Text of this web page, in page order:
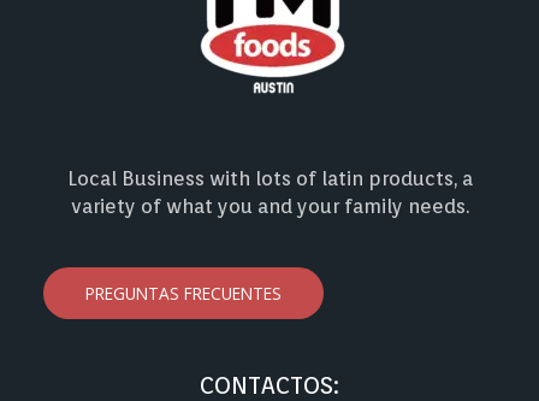
Local Business with lots of latin products, a
variety of what you and your family needs.
PREGUNTAS FRECUENTES
CONTACTOS: